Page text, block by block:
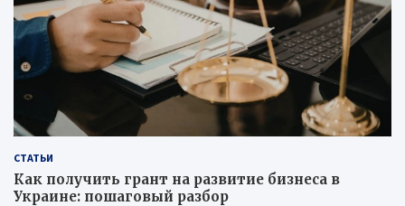
СТАТЬИ
Как получить грант на развитие бизнеса в
Украине: пошаговый разбор